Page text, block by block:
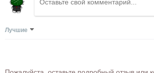
Лучшие